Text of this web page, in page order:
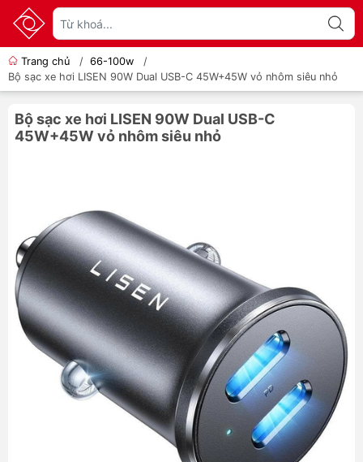
Trang chủ / 66-100w
/
Bộ sạc xe hơi LISEN 90W Dual USB-C 45W+45W vỏ nhôm siêu nhỏ
Bộ sạc xe hơi LISEN 90W Dual USB-C
45W+45W vỏ nhôm siêu nhỏ